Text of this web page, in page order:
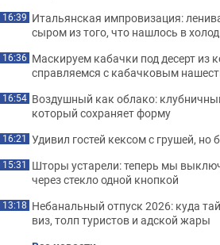
16:39 Итальянская импровизация:
сыром из того, что нашлось в
16:36 Маскируем кабачки под десерт из
справляемся с кабачковым
16:54 Воздушный как облако:
который сохраняет форму
16:21 Удивил гостей кексом с грушей, но
15:31 Шторы устарели: теперь мы
через стекло одной кнопкой
13:18 Небанальный отпуск 2026: куда
виз, толп туристов и адской жары